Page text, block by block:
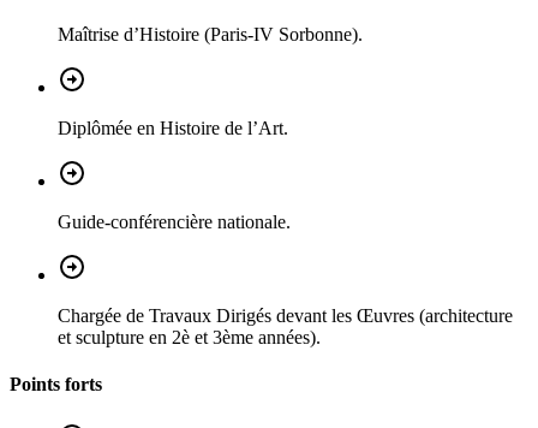
Maîtrise d’Histoire (Paris-IV Sorbonne).
Diplômée en Histoire de l’Art.
Guide-conférencière nationale.
Chargée de Travaux Dirigés devant les Œuvres (architecture
et sculpture en 2è et 3ème années).
Points forts